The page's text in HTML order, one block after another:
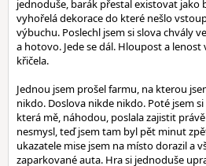
jednoduše, barák přestal existovat jako
vyhořelá dekorace do které nešlo
výbuchu. Poslechl jsem si slova chvály
a hotovo. Jede se dál. Hloupost a
křičela.
Jednou jsem prošel farmu, na kterou
nikdo. Doslova nikde nikdo. Poté jsem
která mě, náhodou, poslala zajistit
nesmysl, teď jsem tam byl pět minut
ukazatele mise jsem na místo dorazil a
zaparkované auta. Hra si jednoduše